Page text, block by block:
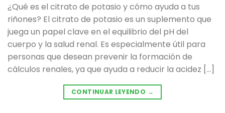
¿Qué es el citrato de potasio y cómo ayuda a tus
riñones? El citrato de potasio es un suplemento que
juega un papel clave en el equilibrio del pH del
cuerpo y la salud renal. Es especialmente útil para
personas que desean prevenir la formación de
cálculos renales, ya que ayuda a reducir la acidez […]
CONTINUAR LEYENDO →